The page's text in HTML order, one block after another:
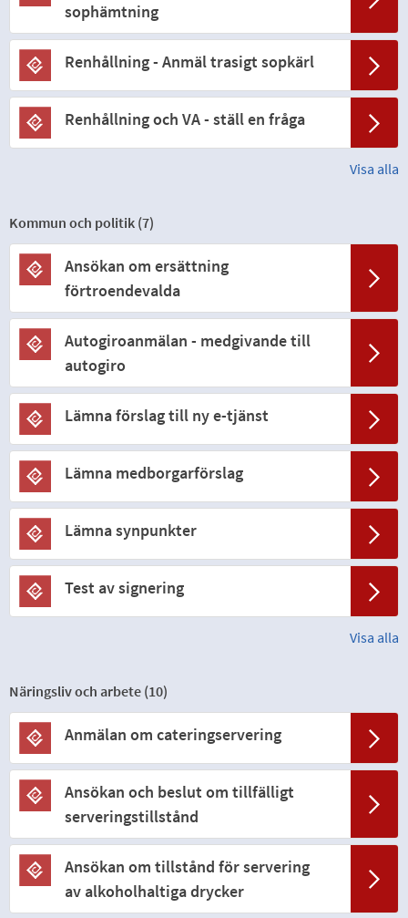
sophämtning
Renhållning - Anmäl trasigt sopkärl
Renhållning och VA - ställ en fråga
Visa alla
Kommun och politik (7)
Ansökan om ersättning
förtroendevalda
Autogiroanmälan - medgivande till
autogiro
Lämna förslag till ny e-tjänst
Lämna medborgarförslag
Lämna synpunkter
Test av signering
Visa alla
Näringsliv och arbete (10)
Anmälan om cateringservering
Ansökan och beslut om tillfälligt
serveringstillstånd
Ansökan om tillstånd för servering
av alkoholhaltiga drycker